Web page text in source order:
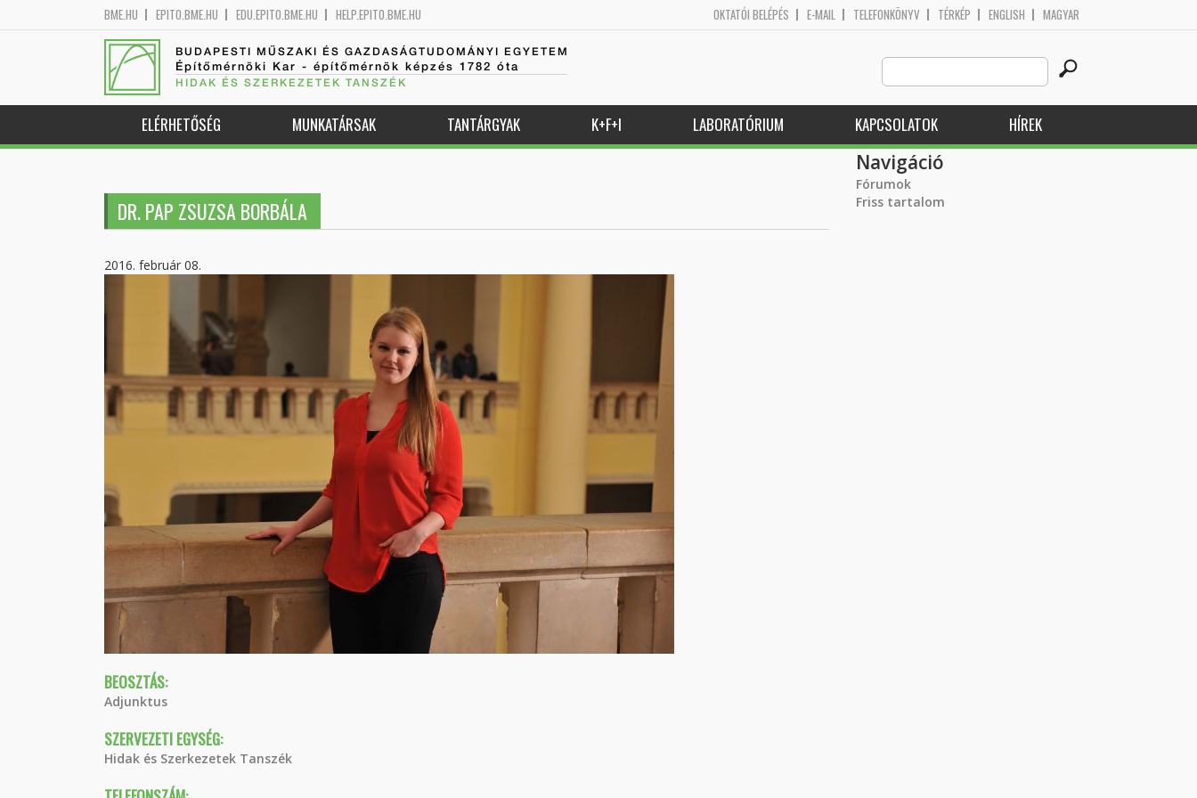
BME.HU EPITO.BME.HU EDU.EPITO.BME.HU HELP.EPITO.BME.HU OKTATÓI BELÉPÉS E-MAIL TELEFONKÖNYV TÉRKÉP ENGLISH MAGYAR
BUDAPESTI MŰSZAKI ÉS GAZDASÁGTUDOMÁNYI EGYETEM
Építőmérnöki Kar - építőmérnök képzés 1782 óta
HIDAK ÉS SZERKEZETEK TANSZÉK
Search
this
site
ELÉRHETŐSÉG MUNKATÁRSAK TANTÁRGYAK K+F+I LABORATÓRIUM KAPCSOLATOK HÍREK
DR. PAP ZSUZSA BORBÁLA
2016. február 08.
BEOSZTÁS:
Adjunktus
SZERVEZETI EGYSÉG:
Hidak és Szerkezetek Tanszék
Navigáció
Fórumok
Friss tartalom